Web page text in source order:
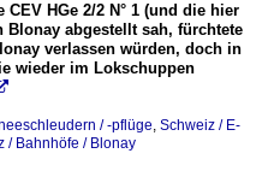
HGe 2/2 N° 1 (und die hier
Blonay abgestellt sah, fürchtete
verlassen würden, doch in
wieder im Lokschuppen
/ -pflüge, Schweiz / E-
/ Bahnhöfe / Blonay